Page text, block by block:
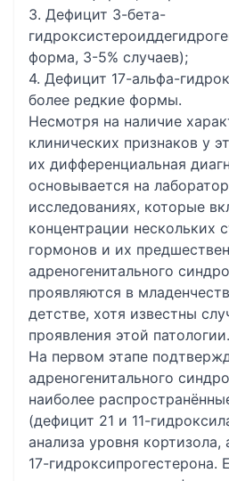
3. Дефицит 3-бета-
форма, 3-5% случаев);
4. Дефицит 17-альфа-
более редкие формы.
Несмотря на наличие
клинических признаков у
их дифференциальная
основывается на
исследованиях, которые
концентрации нескольких
гормонов и их
адреногенитального
проявляются в
детстве, хотя известны
проявления этой патологии.
На первом этапе
адреногенитального
наиболее
(дефицит 21 и 11-
анализа уровня
17-гидроксипрогестерона.